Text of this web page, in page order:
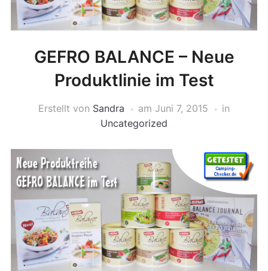
GEFRO BALANCE – Neue
Produktlinie im Test
Erstellt von Sandra am Juni 7, 2015
in
Uncategorized